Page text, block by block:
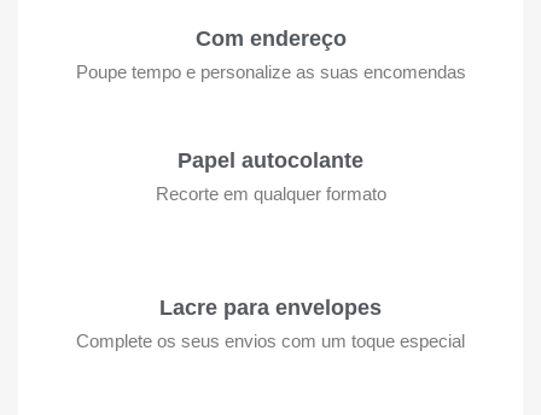
Com endereço
Poupe tempo e personalize as suas encomendas
Papel autocolante
Recorte em qualquer formato
Lacre para envelopes
Complete os seus envios com um toque especial